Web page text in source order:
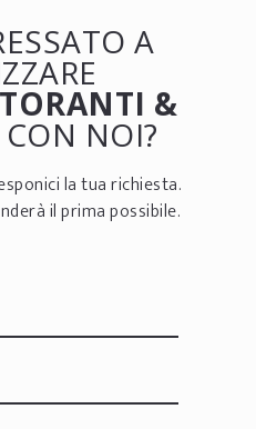
A
&
CON NOI?
la tua richiesta.
il prima possibile.